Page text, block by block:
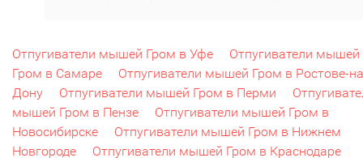
Отпугиватели мышей Гром в Уфе
Отпугиватели мышей
Гром в Самаре
Отпугиватели мышей Гром в Ростове-
Дону
Отпугиватели мышей Гром в Перми
мышей Гром в Пензе
Отпугиватели мышей Гром в
Новосибирске
Отпугиватели мышей Гром в Нижнем
Новгороде
Отпугиватели мышей Гром в Краснодаре